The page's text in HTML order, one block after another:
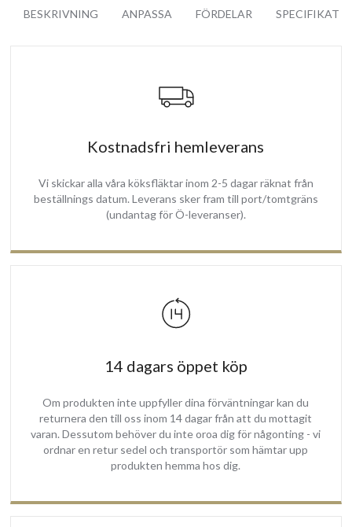
Extern motor inkluderar 4 meter anslutning kabel
BESKRIVNING ANPASSA FÖRDELAR
Kostnadsfri hemleverans
Vi skickar alla våra köksfläktar inom 2-5 dagar räknat från
beställnings datum. Leverans sker fram till port/tomtgräns
(undantag för Ö-leveranser).
14 dagars öppet köp
Om produkten inte uppfyller dina förväntningar kan du
returnera den till oss inom 14 dagar från att du mottagit
varan. Dessutom behöver du inte oroa dig för någonting - vi
ordnar en retur sedel och transportör som hämtar upp
produkten hemma hos dig.